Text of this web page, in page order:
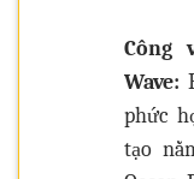
Công
Wave:
phức
tạo